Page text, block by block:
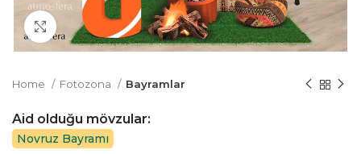
Click to enlarge
Home Fotozona Bayramlar
Aid olduğu mövzular:
Novruz Bayramı